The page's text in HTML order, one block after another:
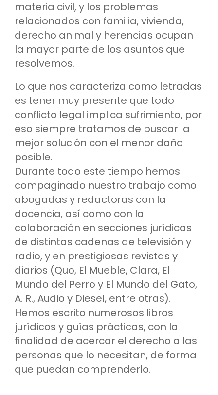
materia civil, y los problemas
relacionados con familia, vivienda,
derecho animal y herencias ocupan
la mayor parte de los asuntos que
resolvemos.
Lo que nos caracteriza como letradas
es tener muy presente que todo
conflicto legal implica sufrimiento, por
eso siempre tratamos de buscar la
mejor solución con el menor daño
posible.
Durante todo este tiempo hemos
compaginado nuestro trabajo como
abogadas y redactoras con la
docencia, así como con la
colaboración en secciones jurídicas
de distintas cadenas de televisión y
radio, y en prestigiosas revistas y
diarios (Quo, El Mueble, Clara, El
Mundo del Perro y El Mundo del Gato,
A. R., Audio y Diesel, entre otras).
Hemos escrito numerosos libros
jurídicos y guías prácticas, con la
finalidad de acercar el derecho a las
personas que lo necesitan, de forma
que puedan comprenderlo.